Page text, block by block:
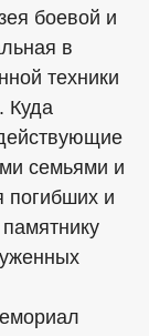
боевой и
в
техники
Куда
семьями и
погибших и